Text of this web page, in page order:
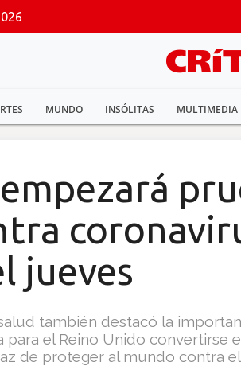
MUNDO INSÓLITAS MULTIMEDIA
jueves
también destacó la
el Reino Unido convertirse
de proteger al mundo contra